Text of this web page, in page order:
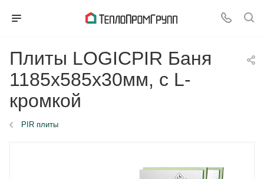
Плиты LOGICPIR Баня
1185x585x30мм, с L-
кромкой
PIR плиты